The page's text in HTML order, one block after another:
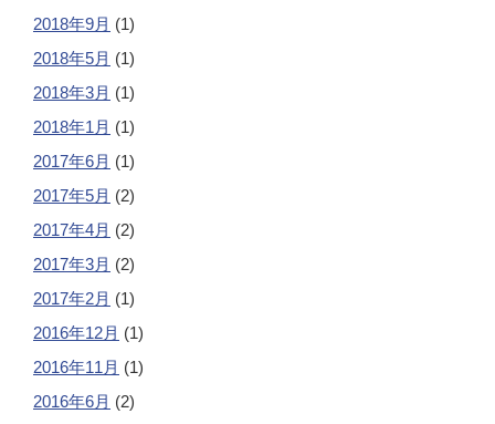
2018年9月 (1)
2018年5月 (1)
2018年3月 (1)
2018年1月 (1)
2017年6月 (1)
2017年5月 (2)
2017年4月 (2)
2017年3月 (2)
2017年2月 (1)
2016年12月 (1)
2016年11月 (1)
2016年6月 (2)